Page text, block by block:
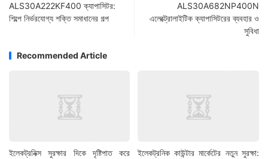
ALS30A222KF400 ক্যাপাসিটর:
শিল্পে নির্ভরযোগ্য শক্তি সমাধানের গল্প
ALS30A682NP400N
এলেক্ট্রোলাইটিক ক্যাপাসিটরের ব্যবহার ও
সুবিধা
Recommended Article
ইলেকট্রনিক্স সুরক্ষার দিকে দৃষ্টিপাত করে
ইলেকট্রনিক কাউন্টার মার্কেটের নতুন সুরক্ষা: